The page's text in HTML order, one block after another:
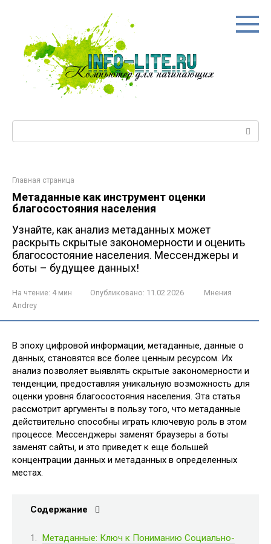
Главная страница
Метаданные как инструмент оценки
благосостояния населения
Узнайте, как анализ метаданных может
раскрыть скрытые закономерности и оценить
благосостояние населения. Мессенджеры и
боты – будущее данных!
На чтение: 4 мин Опубликовано: 11.02.2026
Мнения
Andrey
В эпоху цифровой информации‚ метаданные‚ данные о
данных‚ становятся все более ценным ресурсом. Их
анализ позволяет выявлять скрытые закономерности и
тенденции‚ предоставляя уникальную возможность для
оценки уровня благосостояния населения. Эта статья
рассмотрит аргументы в пользу того‚ что метаданные
действительно способны играть ключевую роль в этом
процессе. Мессенджеры заменят браузеры а боты
заменят сайты‚ и это приведет к еще большей
концентрации данных и метаданных в определенных
местах.
Содержание
Метаданные: Ключ к Пониманию Социально-